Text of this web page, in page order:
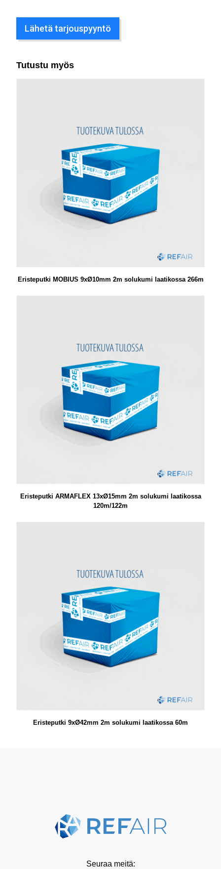
Lähetä tarjouspyyntö
Tutustu myös
Eristeputki MOBIUS 9xØ10mm 2m solukumi laatikossa 266m
Eristeputki ARMAFLEX 13xØ15mm 2m solukumi laatikossa
120m/122m
Eristeputki 9xØ42mm 2m solukumi laatikossa 60m
Seuraa meitä: